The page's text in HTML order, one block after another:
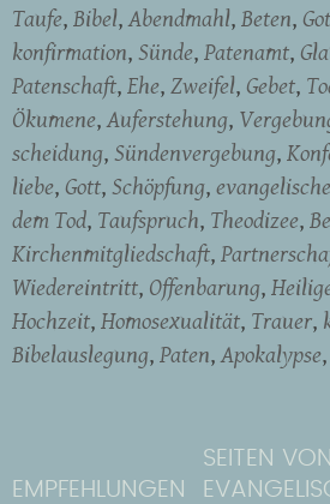
Taufe Bibel Abendmahl Beten
konfirmation Sünde Patenamt
Patenschaft Ehe Zweifel Gebet
Ökumene Auferstehung
scheidung Sündenvergebung
liebe Gott Schöpfung
dem Tod Taufspruch Theodizee
Kirchenmitgliedschaft
Wiedereintritt Offenbarung
Hochzeit Homosexualität Trauer
Bibelauslegung Paten Apokalypse
EMPFEHLUNGEN
SEITEN VON